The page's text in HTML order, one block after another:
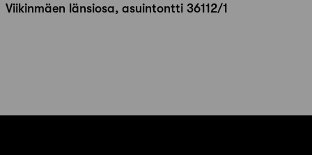
Viikinmäen länsiosa, asuintontti 36112/1